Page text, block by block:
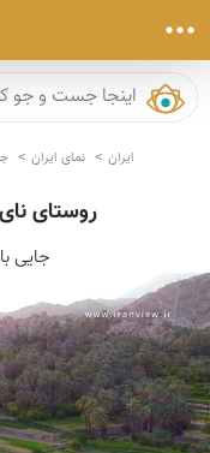
ایران نمای ایران
روستای
جایی